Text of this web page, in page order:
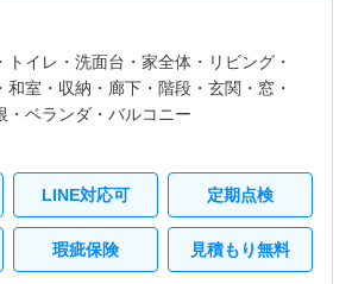
トイレ・ 洗面台・ 家全体・ リビング・
和室・ 収納・ 廊下・ 階段・ 玄関・ 窓・
・ ベランダ・バルコニー
LINE対応可 定期点検
瑕疵保険 見積もり無料